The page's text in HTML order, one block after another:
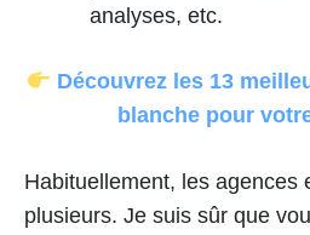
analyses, etc.
Découvrez les 13
blanche pour
Habituellement, les agences
plusieurs. Je suis sûr que